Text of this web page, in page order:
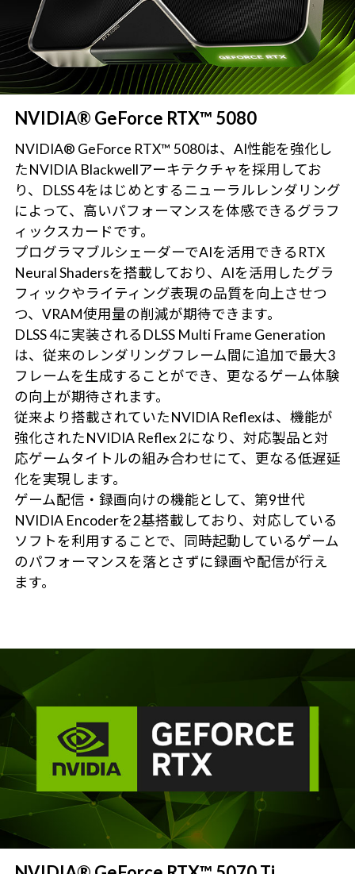
NVIDIA® GeForce RTX™ 5080
NVIDIA® GeForce RTX™ 5080は、AI性能を強化し
たNVIDIA Blackwellアーキテクチャを採用してお
り、DLSS 4をはじめとするニューラルレンダリング
によって、高いパフォーマンスを体感できるグラフ
ィックスカードです。
プログラマブルシェーダーでAIを活用できるRTX
Neural Shadersを搭載しており、AIを活用したグラ
フィックやライティング表現の品質を向上させつ
つ、VRAM使用量の削減が期待できます。
DLSS 4に実装されるDLSS Multi Frame Generation
は、従来のレンダリングフレーム間に追加で最大3
フレームを生成することができ、更なるゲーム体験
の向上が期待されます。
従来より搭載されていたNVIDIA Reflexは、機能が
強化されたNVIDIA Reflex 2になり、対応製品と対
応ゲームタイトルの組み合わせにて、更なる低遅延
化を実現します。
ゲーム配信・録画向けの機能として、第9世代
NVIDIA Encoderを2基搭載しており、対応している
ソフトを利用することで、同時起動しているゲーム
のパフォーマンスを落とさずに録画や配信が行え
ます。